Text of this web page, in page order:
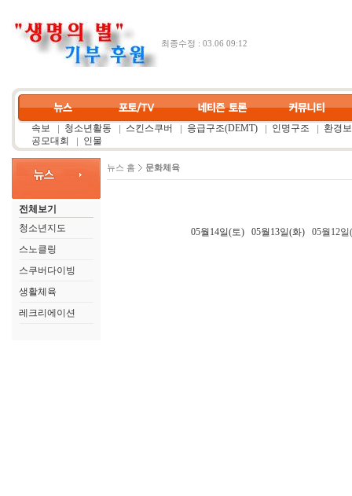
최종수정 : 03.06 09:12
속보 청소년활동 스킨스쿠버 응급구조(DEMT) 인명구조
환경
공모대회
인물
전체보기
청소년지도
스노클링
스쿠버다이빙
생활체육
레크리에이션
뉴스 홈 문화체육
05월14일(토) 05월13일(화) 05월12